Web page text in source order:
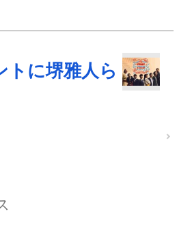
に堺雅人ら